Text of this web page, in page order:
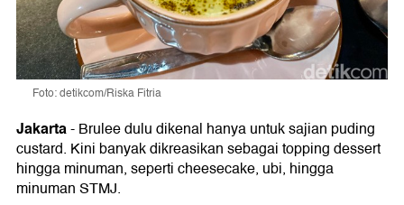
Foto: detikcom/Riska Fitria
Jakarta-Brulee dulu dikenal hanya untuk sajian puding
custard. Kini banyak dikreasikan sebagai topping dessert
hingga minuman, seperti cheesecake, ubi, hingga
minuman STMJ.